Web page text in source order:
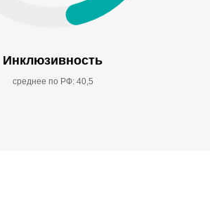
Инклюзивность
среднее по РФ: 40,5